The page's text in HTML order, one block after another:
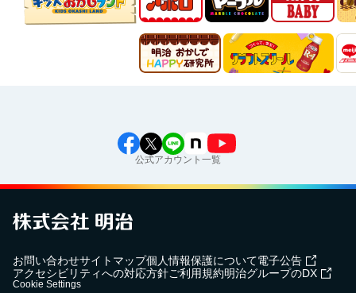
公式アカウント一覧
お問い合わせサイトマップ個人情報保護について電子公告
アクセシビリティへの対応方針ご利用規約明治グループのDX
Cookie Settings